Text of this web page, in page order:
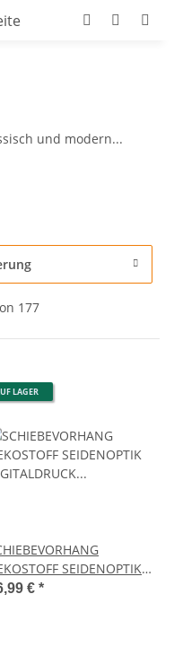
177
LAGER
SEIDENOPTIK
"SIRALIO"
€ *